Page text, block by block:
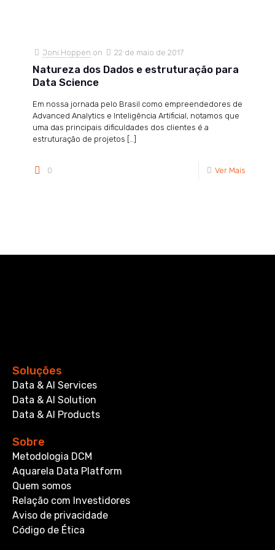
Joni Hoppen on 22 de maio de 2017
Natureza dos Dados e estruturação para
Data Science
Em nossa jornada pelo Brasil como empreendedores de
Advanced Analytics e Inteligência Artificial, notamos que
uma das principais dificuldades dos clientes é a
estruturação de projetos […]
0 Ver Mais
Soluções
Data & AI Services
Data & AI Solution
Data & AI Products
Sobre
Metodologia DCM
Aquarela Data Platform
Quem somos
Relação com Investidores
Aviso de privacidade
Código de Ética